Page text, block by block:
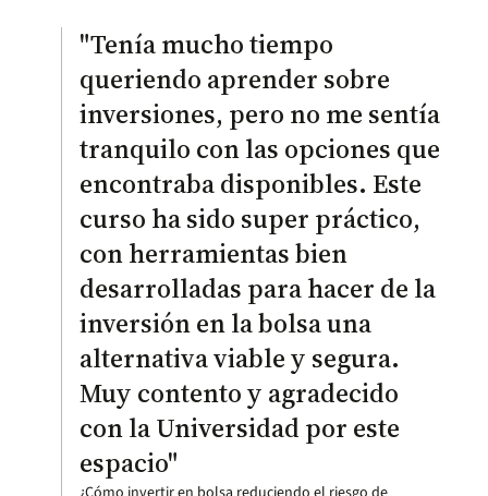
"Tenía mucho tiempo
queriendo aprender sobre
inversiones, pero no me sentía
tranquilo con las opciones que
encontraba disponibles. Este
curso ha sido super práctico,
con herramientas bien
desarrolladas para hacer de la
inversión en la bolsa una
alternativa viable y segura.
Muy contento y agradecido
con la Universidad por este
espacio"